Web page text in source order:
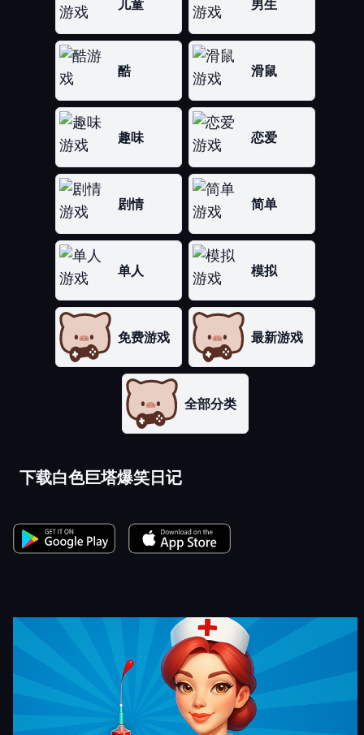
儿童 男生
酷 滑鼠
趣味 恋爱
剧情 简单
单人 模拟
免费游戏 最新游戏
全部分类
下载白色巨塔爆笑日记